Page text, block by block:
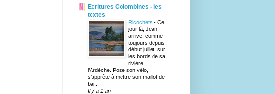
Ecritures Colombines - les
textes
Ricochets - Ce
jour là, Jean
arrive, comme
toujours depuis
début juillet, sur
les bords de sa
rivière,
l’Ardèche. Pose son vélo,
s’apprête à mettre son maillot de
bai...
Il y a 1 an